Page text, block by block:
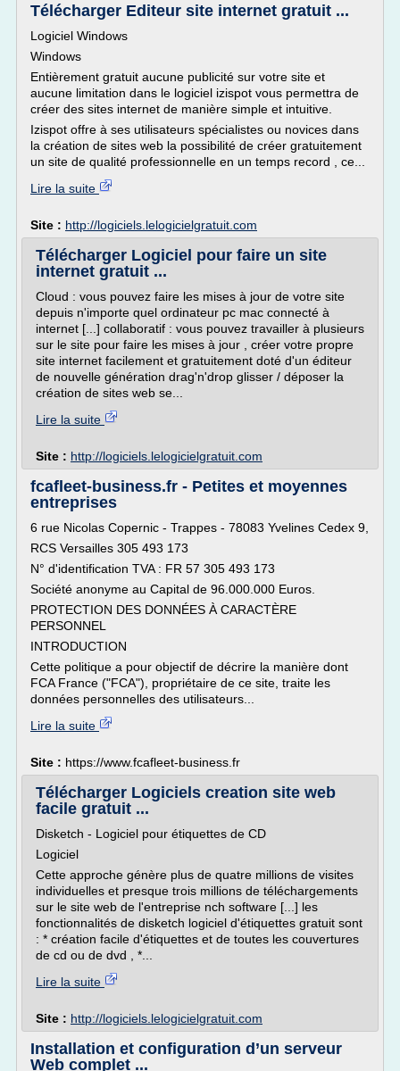
Télécharger Editeur site internet gratuit ...
Logiciel Windows
Windows
Entièrement gratuit aucune publicité sur votre site et
aucune limitation dans le logiciel izispot vous permettra de
créer des sites internet de manière simple et intuitive.
Izispot offre à ses utilisateurs spécialistes ou novices dans
la création de sites web la possibilité de créer gratuitement
un site de qualité professionnelle en un temps record , ce...
Lire la suite
Site : http://logiciels.lelogicielgratuit.com
Télécharger Logiciel pour faire un site
internet gratuit ...
Cloud : vous pouvez faire les mises à jour de votre site
depuis n'importe quel ordinateur pc mac connecté à
internet [...] collaboratif : vous pouvez travailler à plusieurs
sur le site pour faire les mises à jour , créer votre propre
site internet facilement et gratuitement doté d'un éditeur
de nouvelle génération drag'n'drop glisser / déposer la
création de sites web se...
Lire la suite
Site : http://logiciels.lelogicielgratuit.com
fcafleet-business.fr - Petites et moyennes
entreprises
6 rue Nicolas Copernic - Trappes - 78083 Yvelines Cedex 9,
RCS Versailles 305 493 173
N° d'identification TVA : FR 57 305 493 173
Société anonyme au Capital de 96.000.000 Euros.
PROTECTION DES DONNÉES À CARACTÈRE
PERSONNEL
INTRODUCTION
Cette politique a pour objectif de décrire la manière dont
FCA France ("FCA"), propriétaire de ce site, traite les
données personnelles des utilisateurs...
Lire la suite
Site : https://www.fcafleet-business.fr
Télécharger Logiciels creation site web
facile gratuit ...
Disketch - Logiciel pour étiquettes de CD
Logiciel
Cette approche génère plus de quatre millions de visites
individuelles et presque trois millions de téléchargements
sur le site web de l'entreprise nch software [...] les
fonctionnalités de disketch logiciel d'étiquettes gratuit sont
: * création facile d'étiquettes et de toutes les couvertures
de cd ou de dvd , *...
Lire la suite
Site : http://logiciels.lelogicielgratuit.com
Installation et configuration d’un serveur
Web complet ...